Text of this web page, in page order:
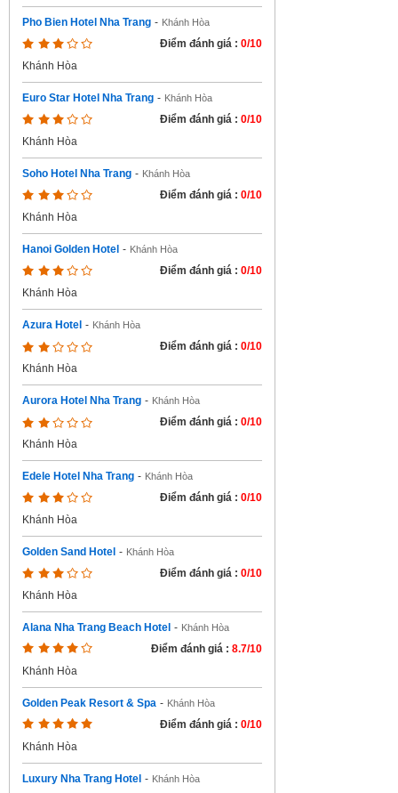
Pho Bien Hotel Nha Trang - Khánh Hòa
Điểm đánh giá : 0/10
Khánh Hòa
Euro Star Hotel Nha Trang - Khánh Hòa
Điểm đánh giá : 0/10
Khánh Hòa
Soho Hotel Nha Trang - Khánh Hòa
Điểm đánh giá : 0/10
Khánh Hòa
Hanoi Golden Hotel - Khánh Hòa
Điểm đánh giá : 0/10
Khánh Hòa
Azura Hotel - Khánh Hòa
Điểm đánh giá : 0/10
Khánh Hòa
Aurora Hotel Nha Trang - Khánh Hòa
Điểm đánh giá : 0/10
Khánh Hòa
Edele Hotel Nha Trang - Khánh Hòa
Điểm đánh giá : 0/10
Khánh Hòa
Golden Sand Hotel - Khánh Hòa
Điểm đánh giá : 0/10
Khánh Hòa
Alana Nha Trang Beach Hotel - Khánh Hòa
Điểm đánh giá : 8.7/10
Khánh Hòa
Golden Peak Resort & Spa - Khánh Hòa
Điểm đánh giá : 0/10
Khánh Hòa
Luxury Nha Trang Hotel - Khánh Hòa